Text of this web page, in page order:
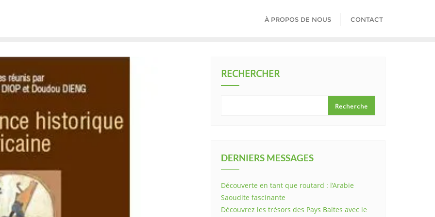
À PROPOS DE NOUS CONTACT
RECHERCHER
Recherche
DERNIERS MESSAGES
Découverte en tant que routard : l’Arabie
Saoudite fascinante
Découvrez les trésors des Pays Baltes avec le